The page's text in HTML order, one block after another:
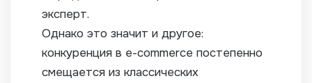
эксперт.
Однако это значит и другое:
конкуренция в e-commerce постепенно
смещается из классических